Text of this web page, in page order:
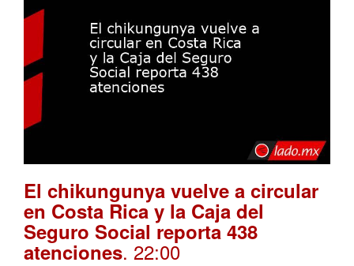
El chikungunya vuelve a circular
en Costa Rica y la Caja del
Seguro Social reporta 438
atenciones. 22:00